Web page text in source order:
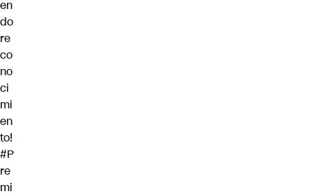
en
do
re
co
no
ci
mi
en
to!
#P
re
mi